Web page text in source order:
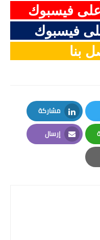
فيسبوك
فيسبوك
بنا
مشاركة
LinkedIn
إرسال
Email